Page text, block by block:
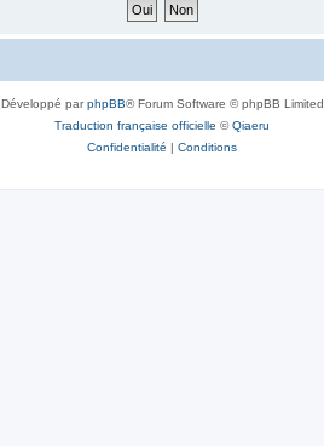
Développé parphpBB® Forum Software © phpBB Limited
Traduction française officielle ©Qiaeru
Confidentialité | Conditions